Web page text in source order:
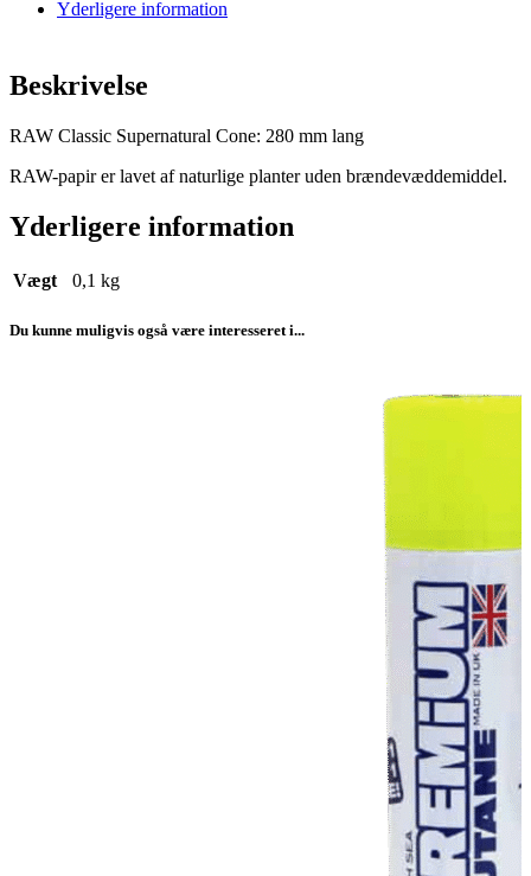
Yderligere information
Beskrivelse
RAW Classic Supernatural Cone: 280 mm lang
RAW-papir er lavet af naturlige planter uden brændevæddemiddel.
Yderligere information
Vægt 0,1 kg
Du kunne muligvis også være interesseret i...